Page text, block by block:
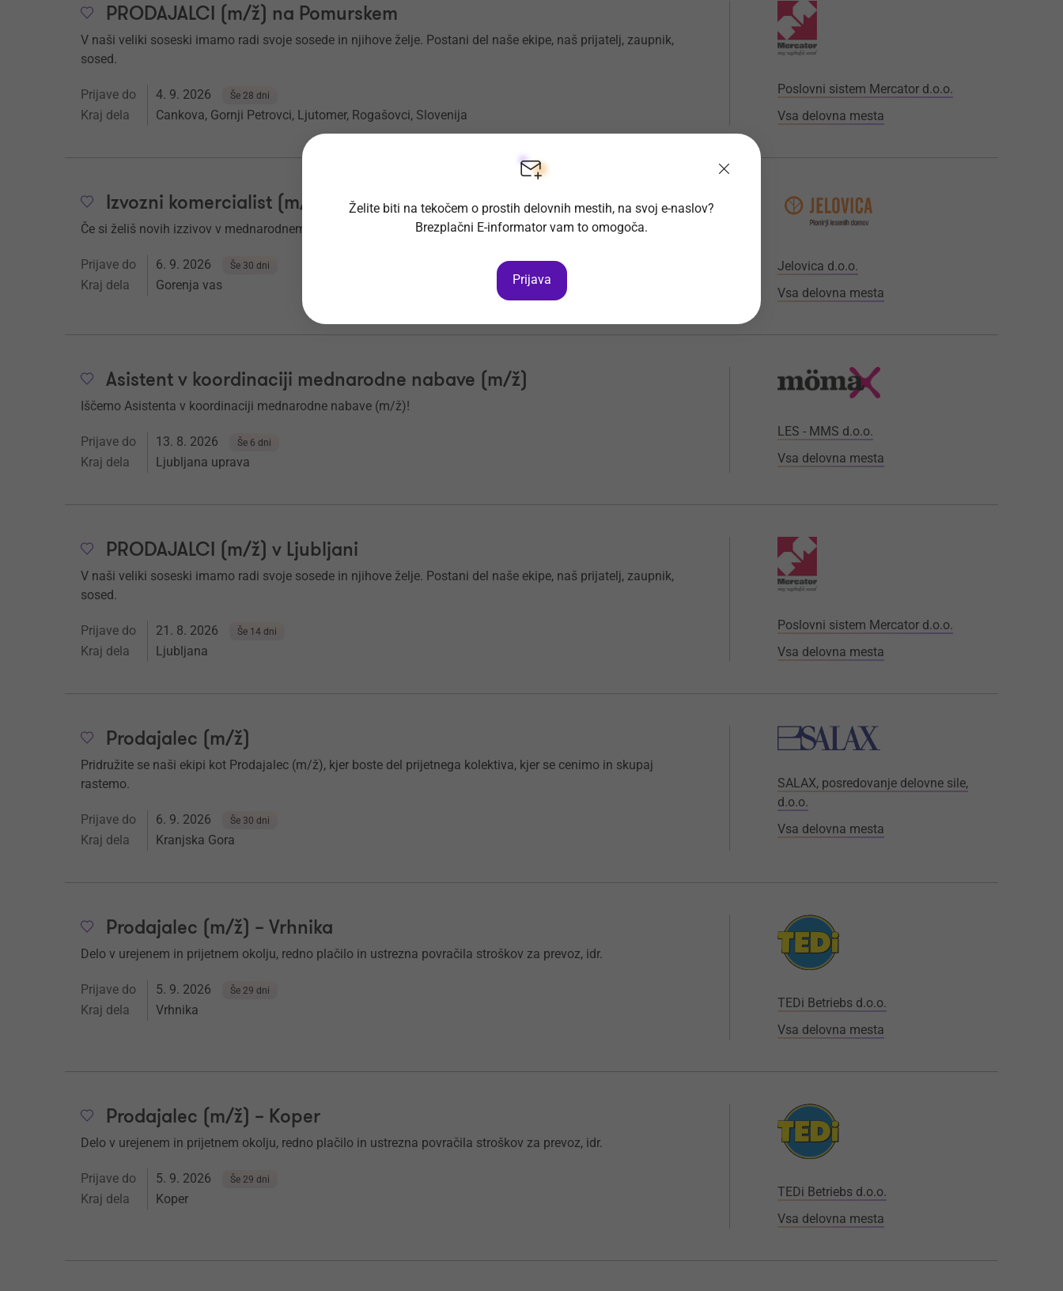
PRODAJALCI (m/ž) na Pomurskem
V naši veliki soseski imamo radi svoje sosede in njihove želje. Postani del naše ekipe, naš prijatelj, zaupnik,
sosed.
Prijave do 4. 9. 2026 Še 28 dni
Kraj dela Cankova, Gornji Petrovci, Ljutomer, Rogašovci, Slovenija
Poslovni sistem Mercator d.o.o.
Vsa delovna mesta
Izvozni komercialist (m/ž)
Če si želiš novih izzivov v mednarodnem okolju in priložnosti za rast, te vabimo, da se nam pridružiš!
Prijave do 6. 9. 2026 Še 30 dni
Kraj dela Gorenja vas
Jelovica d.o.o.
Vsa delovna mesta
Asistent v koordinaciji mednarodne nabave (m/ž)
Iščemo Asistenta v koordinaciji mednarodne nabave (m/ž)!
Prijave do 13. 8. 2026 Še 6 dni
Kraj dela Ljubljana uprava
LES - MMS d.o.o.
Vsa delovna mesta
PRODAJALCI (m/ž) v Ljubljani
V naši veliki soseski imamo radi svoje sosede in njihove želje. Postani del naše ekipe, naš prijatelj, zaupnik,
sosed.
Prijave do 21. 8. 2026 Še 14 dni
Kraj dela Ljubljana
Poslovni sistem Mercator d.o.o.
Vsa delovna mesta
Prodajalec (m/ž)
Pridružite se naši ekipi kot Prodajalec (m/ž), kjer boste del prijetnega kolektiva, kjer se cenimo in skupaj
rastemo.
Prijave do 6. 9. 2026 Še 30 dni
Kraj dela Kranjska Gora
SALAX, posredovanje delovne sile,
d.o.o.
Vsa delovna mesta
Prodajalec (m/ž) – Vrhnika
Delo v urejenem in prijetnem okolju, redno plačilo in ustrezna povračila stroškov za prevoz, idr.
Prijave do 5. 9. 2026 Še 29 dni
Kraj dela Vrhnika
TEDi Betriebs d.o.o.
Vsa delovna mesta
Prodajalec (m/ž) – Koper
Delo v urejenem in prijetnem okolju, redno plačilo in ustrezna povračila stroškov za prevoz, idr.
Prijave do 5. 9. 2026 Še 29 dni
Kraj dela Koper
TEDi Betriebs d.o.o.
Vsa delovna mesta
Želite biti na tekočem o prostih delovnih mestih, na svoj e-naslov?
Brezplačni E-informator vam to omogoča.
Prijava